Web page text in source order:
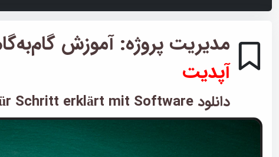
مدیریت پروژه: آموزش
آپدیت
دانلود Projektmanagement: Schritt für Schritt erklärt mit Software